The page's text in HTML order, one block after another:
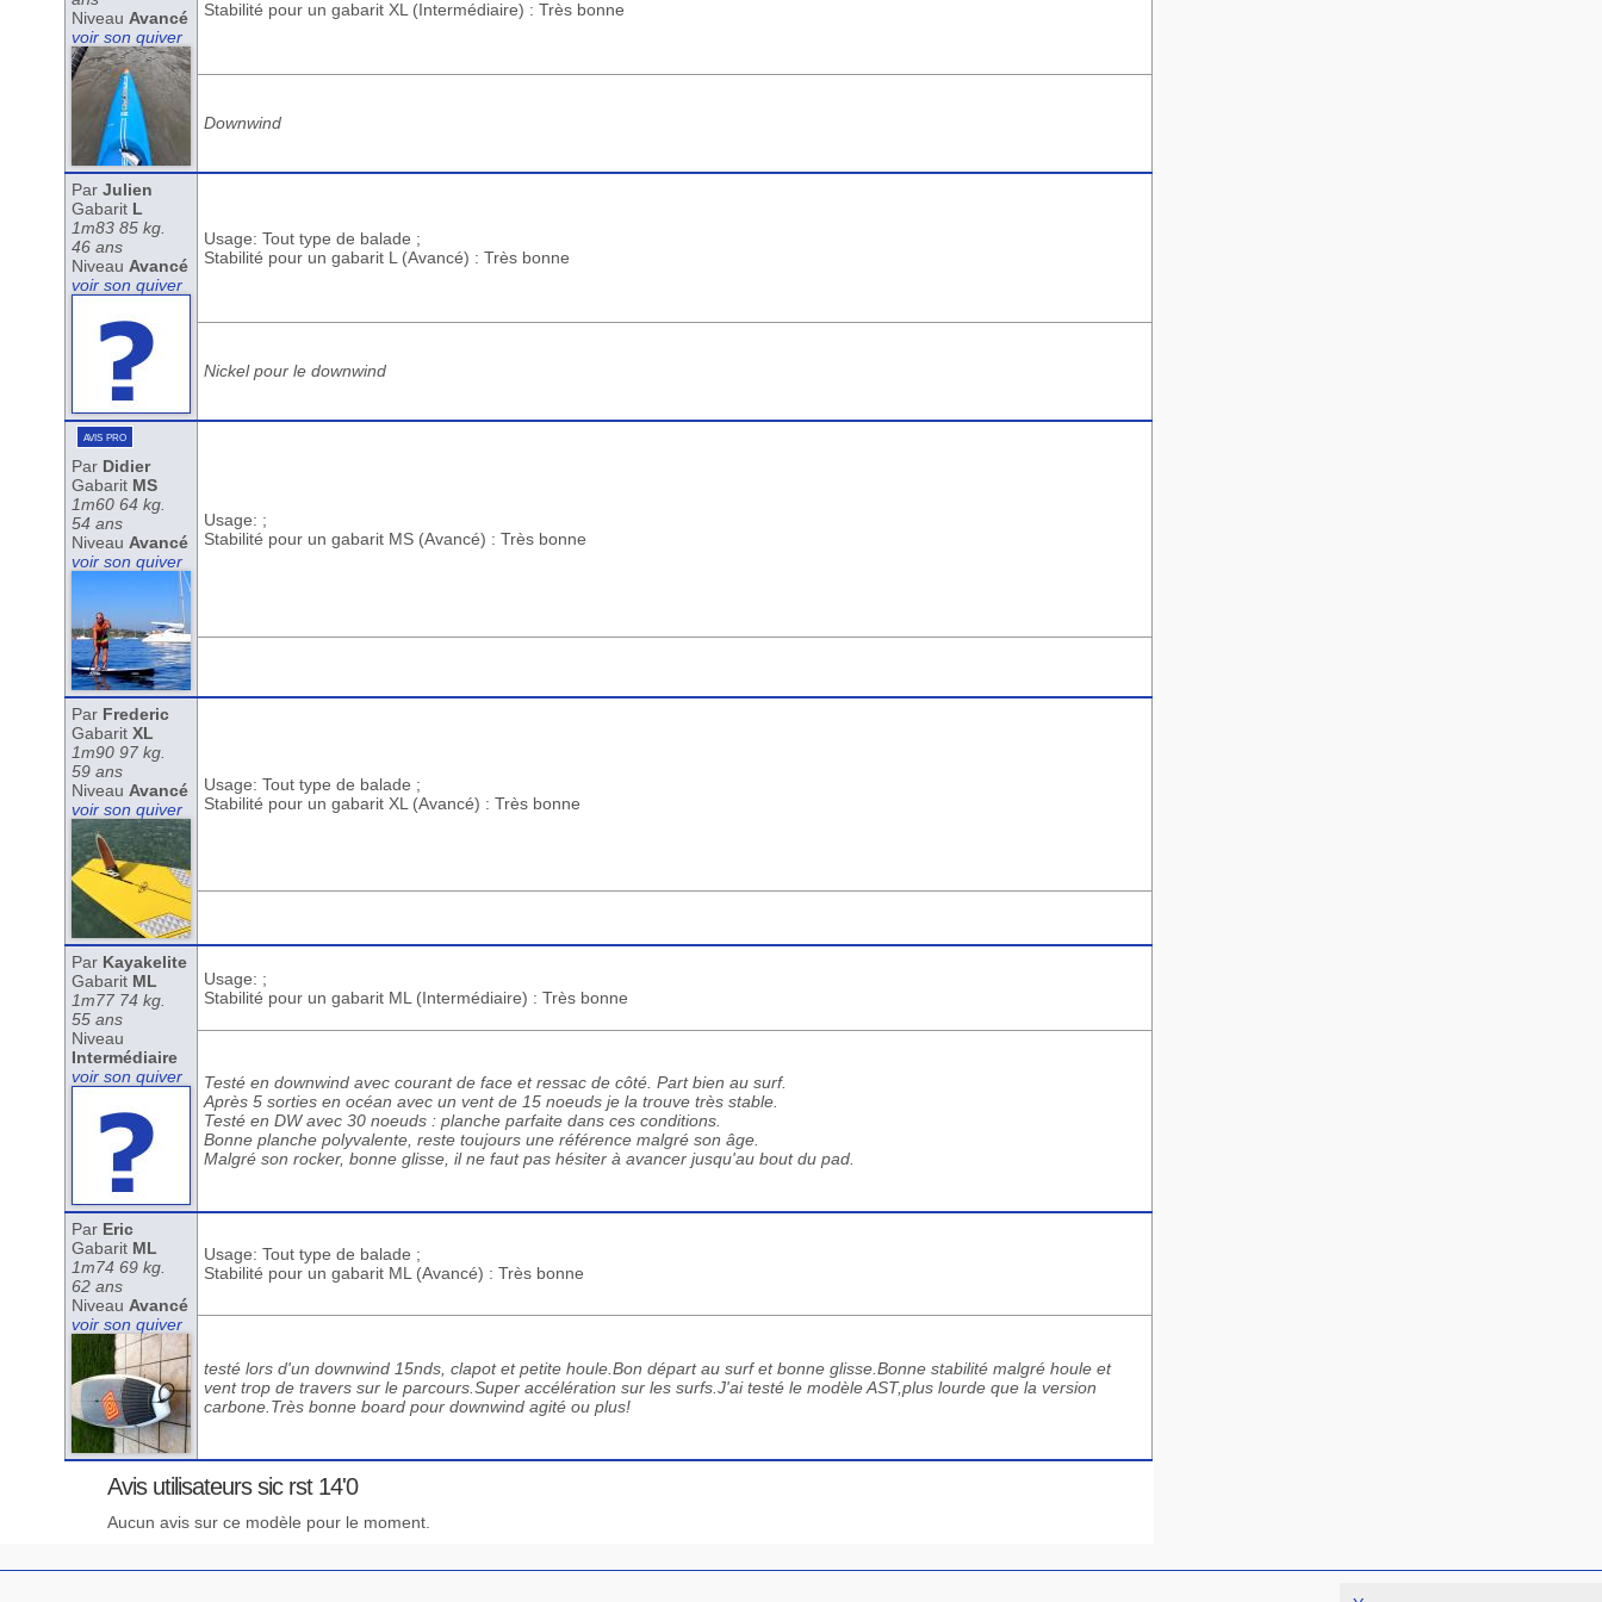
Niveau Avancé
voir son quiver
Stabilité pour un gabarit XL (Intermédiaire) : Très bonne
Downwind
Par Julien
Gabarit L
1m83 85 kg.
46 ans
Niveau Avancé
voir son quiver
Usage: Tout type de balade ;
Stabilité pour un gabarit L (Avancé) : Très bonne
Nickel pour le downwind
avis pro
Par Didier
Gabarit MS
1m60 64 kg.
54 ans
Niveau Avancé
voir son quiver
Usage: ;
Stabilité pour un gabarit MS (Avancé) : Très bonne
Par Frederic
Gabarit XL
1m90 97 kg.
59 ans
Niveau Avancé
voir son quiver
Usage: Tout type de balade ;
Stabilité pour un gabarit XL (Avancé) : Très bonne
Par Kayakelite
Gabarit ML
1m77 74 kg.
55 ans
Niveau
Intermédiaire
voir son quiver
Usage: ;
Stabilité pour un gabarit ML (Intermédiaire) : Très bonne
Testé en downwind avec courant de face et ressac de côté. Part bien au surf.
Après 5 sorties en océan avec un vent de 15 noeuds je la trouve très stable.
Testé en DW avec 30 noeuds : planche parfaite dans ces conditions.
Bonne planche polyvalente, reste toujours une référence malgré son âge.
Malgré son rocker, bonne glisse, il ne faut pas hésiter à avancer jusqu'au bout du pad.
Par Eric
Gabarit ML
1m74 69 kg.
62 ans
Niveau Avancé
voir son quiver
Usage: Tout type de balade ;
Stabilité pour un gabarit ML (Avancé) : Très bonne
testé lors d'un downwind 15nds, clapot et petite houle.Bon départ au surf et bonne glisse.Bonne stabilité malgré houle et
vent trop de travers sur le parcours.Super accélération sur les surfs.J'ai testé le modèle AST,plus lourde que la version
carbone.Très bonne board pour downwind agité ou plus!
Avis utilisateurs sic rst 14'0
Aucun avis sur ce modèle pour le moment.